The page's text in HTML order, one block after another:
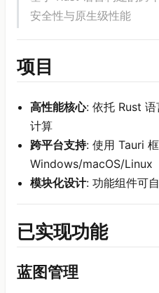
安全性与原生级性能
项目
高性能核心: 依托 Rust
计算
跨平台支持: 使用 Tauri
Windows/macOS/Linux
模块化设计: 功能组件可
已实现功能
蓝图管理